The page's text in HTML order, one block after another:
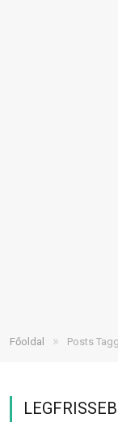
Főoldal » Posts